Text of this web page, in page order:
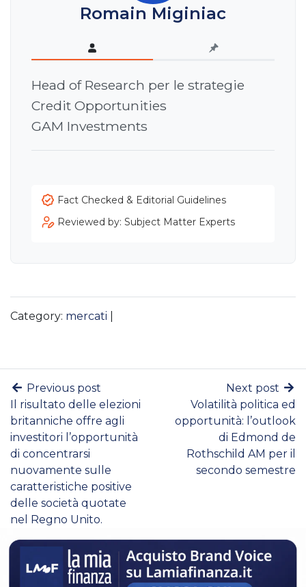
Romain Miginiac
Head of Research per le strategie
Credit Opportunities
GAM Investments
Fact Checked & Editorial Guidelines
Reviewed by: Subject Matter Experts
Category: mercati
Previous post
Il risultato delle elezioni
britanniche offre agli
investitori l’opportunità
di concentrarsi
nuovamente sulle
caratteristiche positive
delle società quotate
nel Regno Unito.
Next post
Volatilità politica ed
opportunità: l’outlook
di Edmond de
Rothschild AM per il
secondo semestre